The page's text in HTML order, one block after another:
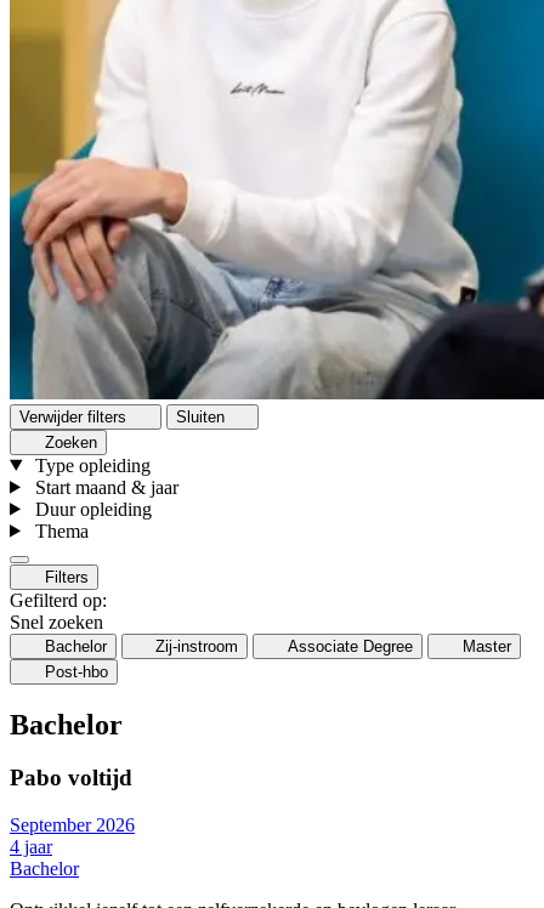
Verwijder filters
Sluiten
Zoeken
Type opleiding
Start maand & jaar
Duur opleiding
Thema
Filters
Gefilterd op:
Snel zoeken
Bachelor Zij-instroom Associate Degree
Master
Post-hbo
Bachelor
Pabo voltijd
September 2026
4 jaar
Bachelor